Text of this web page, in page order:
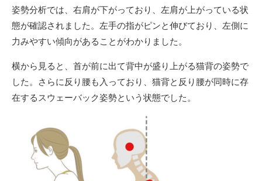
姿勢分析では、右肩が下がっており、左肩が上がっている状
態が確認されました。左手の指がピンと伸びており、左側に
力みやすい傾向があることがわかりました。
横から見ると、首が前に出て背中が盛り上がる猫背の姿勢で
した。さらに反り腰も入っており、猫背と反り腰が同時に存
在するスウェーバック姿勢という状態でした。